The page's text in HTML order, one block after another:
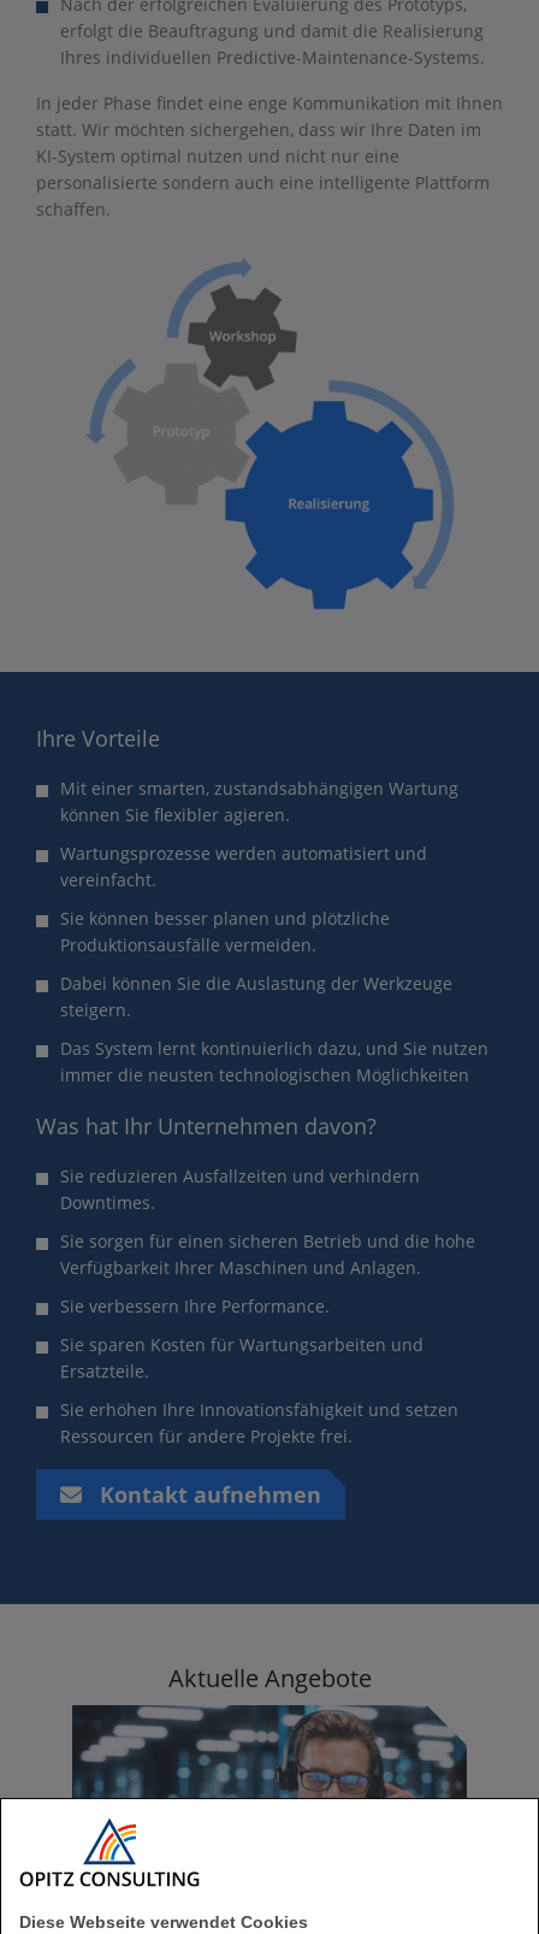
Diese Webseite verwendet Cookies
erfolgt die Beauftragung und damit die Realisierung
Ihres individuellen Predictive-Maintenance-Systems.
In jeder Phase findet eine enge Kommunikation mit Ihnen
statt. Wir möchten sichergehen, dass wir Ihre Daten im
KI-System optimal nutzen und nicht nur eine
personalisierte sondern auch eine intelligente Plattform
schaffen.
Ihre Vorteile
Mit einer smarten, zustandsabhängigen Wartung
können Sie flexibler agieren.
Wartungsprozesse werden automatisiert und
vereinfacht.
Sie können besser planen und plötzliche
Produktionsausfälle vermeiden.
Dabei können Sie die Auslastung der Werkzeuge
steigern.
Das System lernt kontinuierlich dazu, und Sie nutzen
immer die neusten technologischen Möglichkeiten
Was hat Ihr Unternehmen davon?
Sie reduzieren Ausfallzeiten und verhindern
Downtimes.
Sie sorgen für einen sicheren Betrieb und die hohe
Verfügbarkeit Ihrer Maschinen und Anlagen.
Sie verbessern Ihre Performance.
Sie sparen Kosten für Wartungsarbeiten und
Ersatzteile.
Sie erhöhen Ihre Innovationsfähigkeit und setzen
Ressourcen für andere Projekte frei.
Kontakt aufnehmen
Aktuelle Angebote